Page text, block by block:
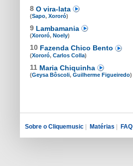
8 O vira-lata
(Sapo, Xororó)
9 Lambamania
(Xororó, Noely)
10 Fazenda Chico Bento
(Xororó, Carlos Colla)
11 Maria Chiquinha
(Geysa Bôscoli, Guilherme Figueiredo)
Sobre o Cliquemusic Matérias FAQ